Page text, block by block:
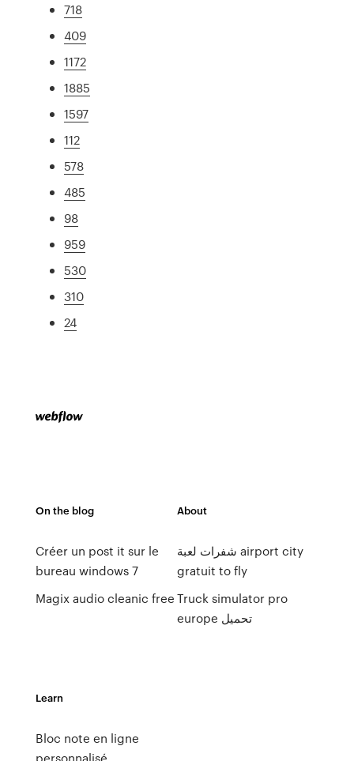
718
409
1172
1885
1597
112
578
485
98
959
530
310
24
On the blog
Créer un post it sur le
bureau windows 7
Magix audio cleanic free
About
شفرات لعبة airport city
gratuit to fly
Truck simulator pro
europe تحميل
Learn
Bloc note en ligne
personnalisé